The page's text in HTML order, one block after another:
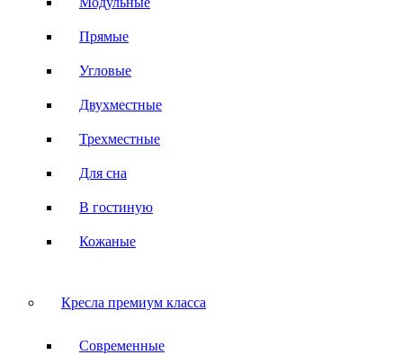
Прямые
Угловые
Двухместные
Трехместные
Для сна
В гостиную
Кожаные
Кресла премиум класса
Современные